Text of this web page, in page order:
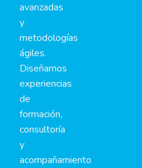
avanzadas
y
metodologías
ágiles.
Diseñamos
experiencias
de
formación,
consultoría
y
acompañamiento